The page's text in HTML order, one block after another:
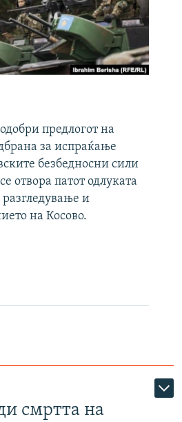
предлогот на
за испраќање
безбедносни сили
отвора патот одлуката
и
на Косово.
смртта на